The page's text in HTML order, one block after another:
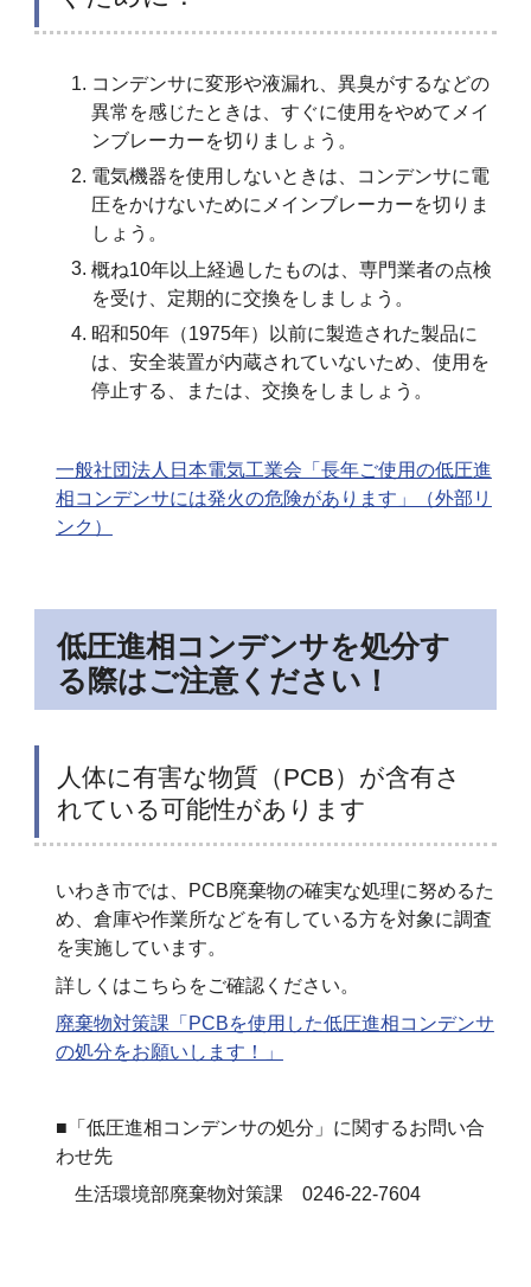
コンデンサに変形や液漏れ、異臭がするなどの
異常を感じたときは、すぐに使用をやめてメイ
ンブレーカーを切りましょう。
電気機器を使用しないときは、コンデンサに電
圧をかけないためにメインブレーカーを切りま
しょう。
概ね10年以上経過したものは、専門業者の点検
を受け、定期的に交換をしましょう。
昭和50年（1975年）以前に製造された製品に
は、安全装置が内蔵されていないため、使用を
停止する、または、交換をしましょう。
一般社団法人日本電気工業会「長年ご使用の低圧進
相コンデンサには発火の危険があります」（外部リ
ンク）
低圧進相コンデンサを処分す
る際はご注意ください！
人体に有害な物質（PCB）が含有さ
れている可能性があります
いわき市では、PCB廃棄物の確実な処理に努めるた
め、倉庫や作業所などを有している方を対象に調査
を実施しています。
詳しくはこちらをご確認ください。
廃棄物対策課「PCBを使用した低圧進相コンデンサ
の処分をお願いします！」
■「低圧進相コンデンサの処分」に関するお問い合
わせ先
生活環境部廃棄物対策課 0246‐22‐7604